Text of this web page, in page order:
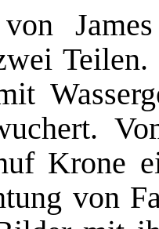
James
Krone
von